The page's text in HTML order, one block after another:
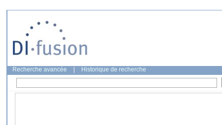
Recherche avancée Historique de recherche